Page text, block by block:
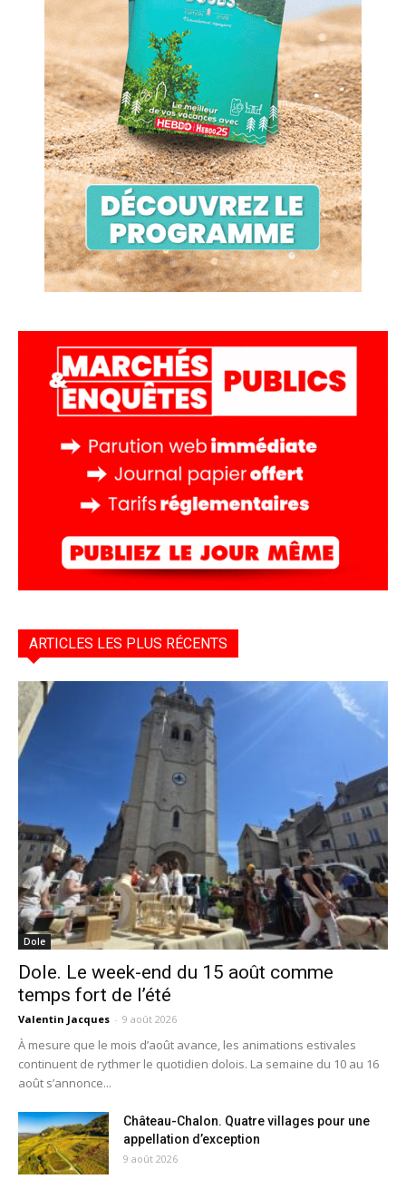
ARTICLES LES PLUS RÉCENTS
Dole
Dole. Le week-end du 15 août comme
temps fort de l’été
Valentin Jacques - 9 août 2026
À mesure que le mois d’août avance, les animations estivales
continuent de rythmer le quotidien dolois. La semaine du 10 au 16
août s’annonce...
Château-Chalon. Quatre villages pour une
appellation d’exception
9 août 2026